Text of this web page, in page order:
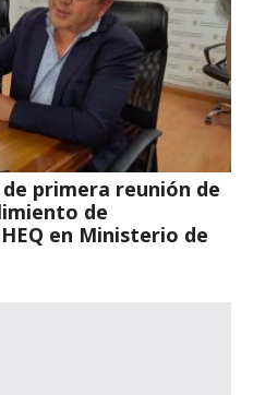
primera reunión de
de
en Ministerio de